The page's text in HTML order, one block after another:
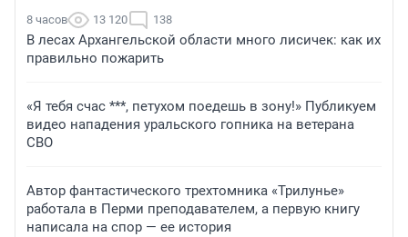
8 часов 13 120 138
В лесах Архангельской области много лисичек: как их
правильно пожарить
«Я тебя счас ***, петухом поедешь в зону!» Публикуем
видео нападения уральского гопника на ветерана
СВО
Автор фантастического трехтомника «Трилунье»
работала в Перми преподавателем, а первую книгу
написала на спор — ее история